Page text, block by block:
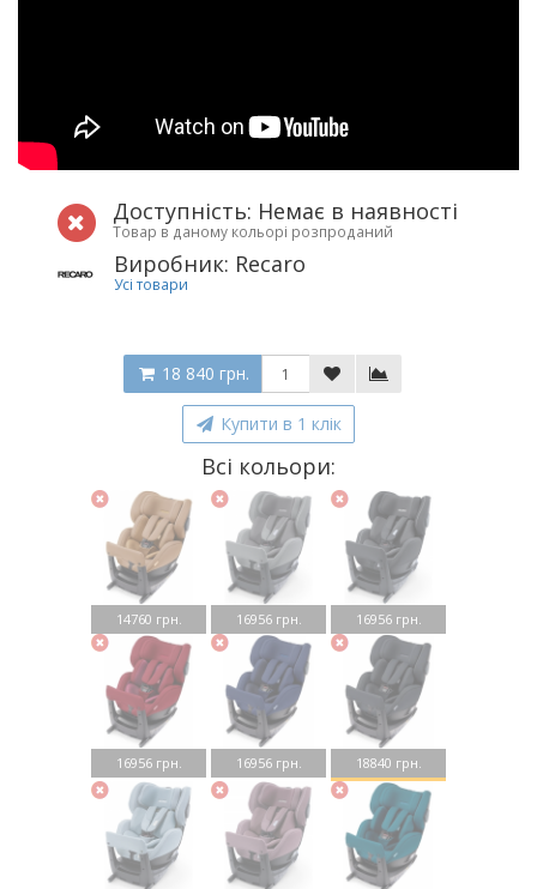
Доступність: Немає в наявності
Товар в даному кольорі розпроданий
Виробник: Recaro
Усі товари
18 840 грн.
Купити в 1 клік
Всі кольори:
14760 грн. 16956 грн. 16956 грн.
16956 грн. 16956 грн. 18840 грн.